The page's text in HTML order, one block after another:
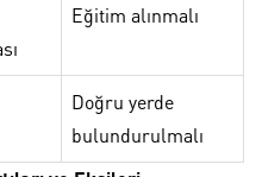
Eğitim alınmalı
Doğru yerde
bulundurulmalı